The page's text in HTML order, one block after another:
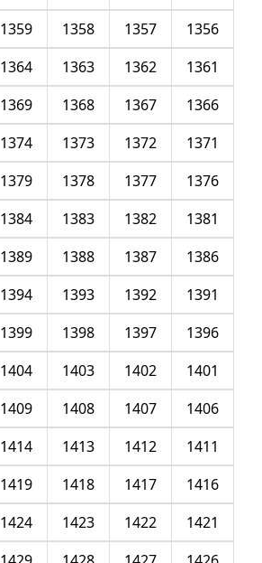
1356
1357
1358
1359
1361
1362
1363
1364
1366
1367
1368
1369
1371
1372
1373
1374
1376
1377
1378
1379
1381
1382
1383
1384
1386
1387
1388
1389
1391
1392
1393
1394
1396
1397
1398
1399
1401
1402
1403
1404
1406
1407
1408
1409
1411
1412
1413
1414
1416
1417
1418
1419
1421
1422
1423
1424